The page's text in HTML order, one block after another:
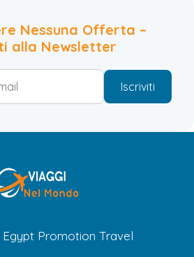
Nessuna Offerta –
alla Newsletter
Iscriviti
Promotion Travel